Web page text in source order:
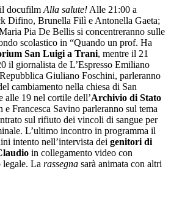
docufilm Alla salute! Alle 21:00 a
Difino, Brunella Filì e Antonella Gaeta;
Pia De Bellis si concentreranno sulle
scolastico in “Quando un prof. Ha
San Luigi a Trani, mentre il 21
il giornalista de L’Espresso Emiliano
Giuliano Foschini, parleranno
cambiamento nella chiesa di San
alle 19 nel cortile dell’Archivio di Stato
Francesca Savino parleranno sul tema
sul rifiuto dei vincoli di sangue per
L’ultimo incontro in programma il
intento nell’intervista dei genitori di
in collegamento video con
La rassegna sarà animata con altri